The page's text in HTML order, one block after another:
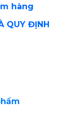
hàng
QUY ĐỊNH